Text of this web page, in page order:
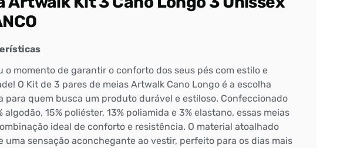
o momento de garantir o conforto dos seus pés com estilo e
O Kit de 3 pares de meias Artwalk Cano Longo é a escolha
para quem busca um produto durável e estiloso. Confeccionado
algodão, 15% poliéster, 13% poliamida e 3% elastano, essas meias
ideal de conforto e resistência. O material atoalhado
uma sensação aconchegante ao vestir, perfeito para os dias mais